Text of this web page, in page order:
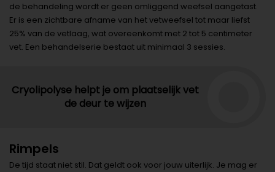
de behandeling wordt er geen omliggend weefsel aangetast.
Er is een zichtbare afname van het vetweefsel tot maar liefst
25% van de vetlaag, wat overeenkomt met 2 tot 5 centimeter
vet. Een behandelserie bestaat uit minimaal 3 sessies.
Cryolipolyse helpt je om plaatselijk vet
de deur te wijzen
Rimpels
De tijd staat niet stil. Dat geldt ook voor jouw uiterlijk. Je mag er